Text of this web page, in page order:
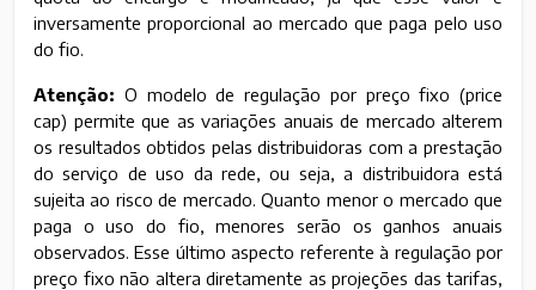
inversamente proporcional ao mercado que paga pelo uso
do fio.
Atenção: O modelo de regulação por preço fixo (price
cap) permite que as variações anuais de mercado alterem
os resultados obtidos pelas distribuidoras com a prestação
do serviço de uso da rede, ou seja, a distribuidora está
sujeita ao risco de mercado. Quanto menor o mercado que
paga o uso do fio, menores serão os ganhos anuais
observados. Esse último aspecto referente à regulação por
preço fixo não altera diretamente as projeções das tarifas,